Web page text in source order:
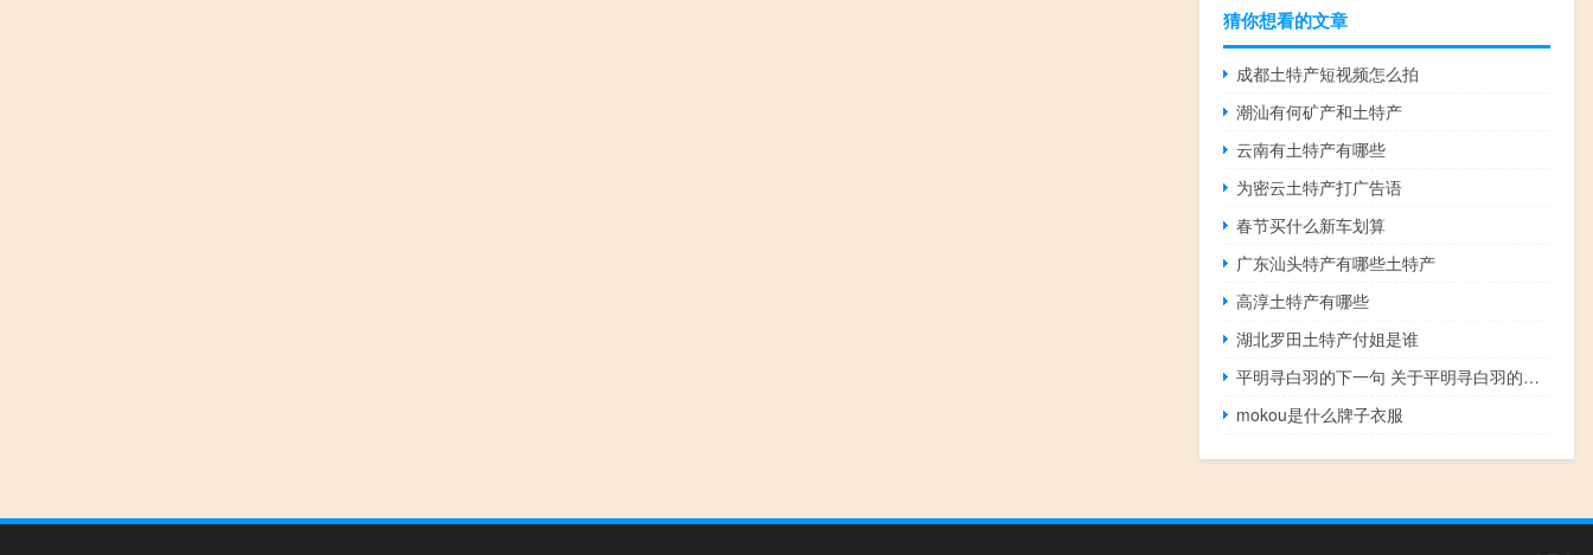
猜你想看的文章
成都土特产短视频怎么拍
潮汕有何矿产和土特产
云南有土特产有哪些
为密云土特产打广告语
春节买什么新车划算
广东汕头特产有哪些土特产
高淳土特产有哪些
湖北罗田土特产付姐是谁
平明寻白羽的下一句 关于平明寻白羽的下一句的介绍
mokou是什么牌子衣服